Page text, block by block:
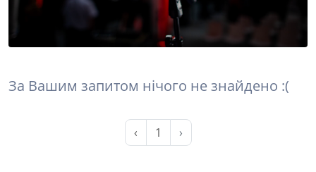
За Вашим запитом нічого не знайдено :(
‹ 1 ›